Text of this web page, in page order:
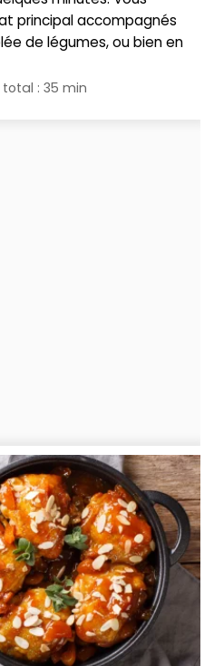
principal accompagnés
de légumes, ou bien en
: 35 min